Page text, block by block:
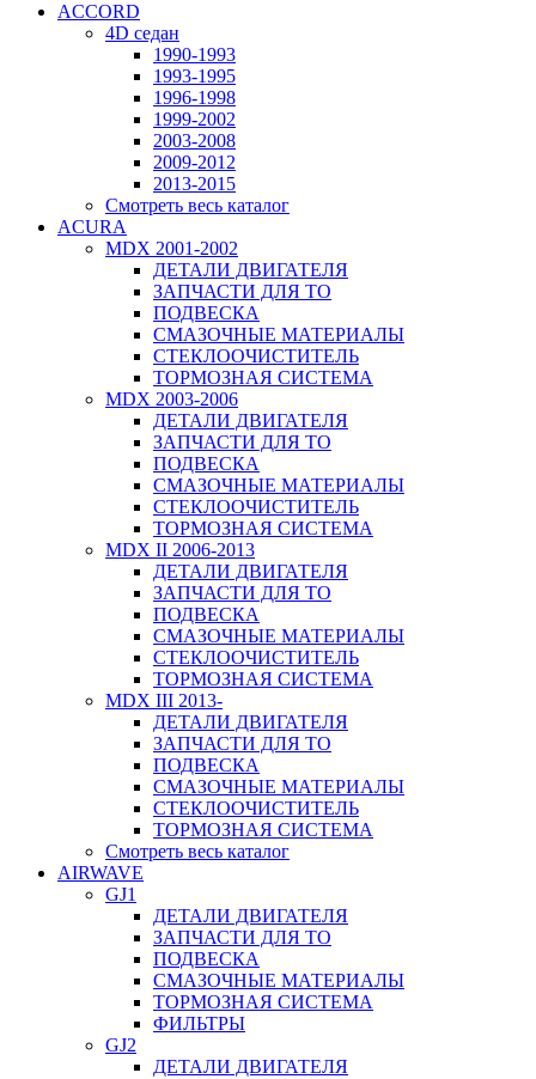
ACCORD
4D седан
1990-1993
1993-1995
1996-1998
1999-2002
2003-2008
2009-2012
2013-2015
Смотреть весь каталог
ACURA
MDX 2001-2002
ДЕТАЛИ ДВИГАТЕЛЯ
ЗАПЧАСТИ ДЛЯ ТО
ПОДВЕСКА
СМАЗОЧНЫЕ МАТЕРИАЛЫ
СТЕКЛООЧИСТИТЕЛЬ
ТОРМОЗНАЯ СИСТЕМА
MDX 2003-2006
ДЕТАЛИ ДВИГАТЕЛЯ
ЗАПЧАСТИ ДЛЯ ТО
ПОДВЕСКА
СМАЗОЧНЫЕ МАТЕРИАЛЫ
СТЕКЛООЧИСТИТЕЛЬ
ТОРМОЗНАЯ СИСТЕМА
MDX II 2006-2013
ДЕТАЛИ ДВИГАТЕЛЯ
ЗАПЧАСТИ ДЛЯ ТО
ПОДВЕСКА
СМАЗОЧНЫЕ МАТЕРИАЛЫ
СТЕКЛООЧИСТИТЕЛЬ
ТОРМОЗНАЯ СИСТЕМА
MDX III 2013-
ДЕТАЛИ ДВИГАТЕЛЯ
ЗАПЧАСТИ ДЛЯ ТО
ПОДВЕСКА
СМАЗОЧНЫЕ МАТЕРИАЛЫ
СТЕКЛООЧИСТИТЕЛЬ
ТОРМОЗНАЯ СИСТЕМА
Смотреть весь каталог
AIRWAVE
GJ1
ДЕТАЛИ ДВИГАТЕЛЯ
ЗАПЧАСТИ ДЛЯ ТО
ПОДВЕСКА
СМАЗОЧНЫЕ МАТЕРИАЛЫ
ТОРМОЗНАЯ СИСТЕМА
ФИЛЬТРЫ
GJ2
ДЕТАЛИ ДВИГАТЕЛЯ